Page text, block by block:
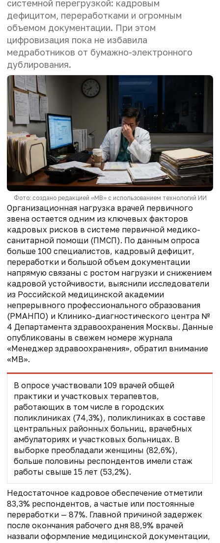
системной перегрузкой: кадровым
дефицитом, переработками и огромным
объемом документации. При этом
цифровизация пока не избавила
медработников от бумажно-электронного
дублирования.
Фото: создано редакцией «МВ» с использованием технологий ИИ
Организационная нагрузка врачей первичного
звена остается одним из ключевых факторов
кадровых рисков в системе первичной медико-
санитарной помощи (ПМСП). По данным опроса
больше 100 специалистов, кадровый дефицит,
переработки и большой объем документации
напрямую связаны с ростом нагрузки и снижением
кадровой устойчивости, выяснили исследователи
из Российской медицинской академии
непрерывного профессионального образования
(РМАНПО) и Клинико-диагностического центра №
4 Департамента здравоохранения Москвы. Данные
опубликованы в свежем номере журнала
«Менеджер здравоохранения», обратил внимание
«МВ».
В опросе участвовали 109 врачей общей
практики и участковых терапевтов,
работающих в том числе в городских
поликлиниках (74,3%), поликлиниках в составе
центральных районных больниц, врачебных
амбулаториях и участковых больницах. В
выборке преобладали женщины (82,6%),
больше половины респондентов имели стаж
работы свыше 15 лет (53,2%).
Недостаточное кадровое обеспечение отметили
83,3% респондентов, а частые или постоянные
переработки — 87%. Главной причиной задержек
после окончания рабочего дня 88,9% врачей
назвали оформление медицинской документации,